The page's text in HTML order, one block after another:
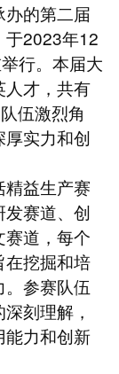
的第二届
于2023年12
行。本届大
人才，共有
伍激烈角
实力和创
益生产赛
赛道、创
道，每个
在挖掘和培
参赛队伍
刻理解，
能力和创新